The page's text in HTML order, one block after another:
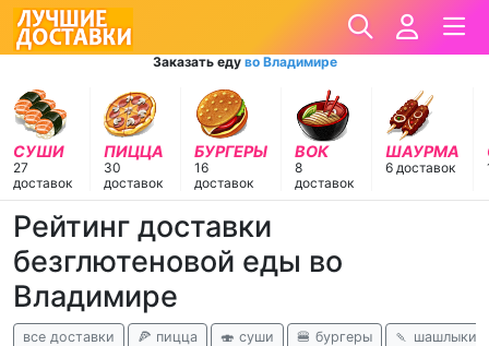
Заказать еду во Владимире
СУШИ
27
доставок
ПИЦЦА
30
доставок
БУРГЕРЫ
16
доставок
ВОК
8
доставок
ШАУРМА
6 доставок
Рейтинг доставки
безглютеновой еды во
Владимире
все доставки 🍕 пицца 🍣 суши 🍔 бургеры
🍡 шашлыки